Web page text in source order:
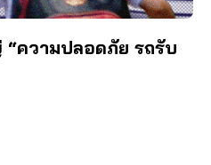
“ความปลอดภัย รถรับ